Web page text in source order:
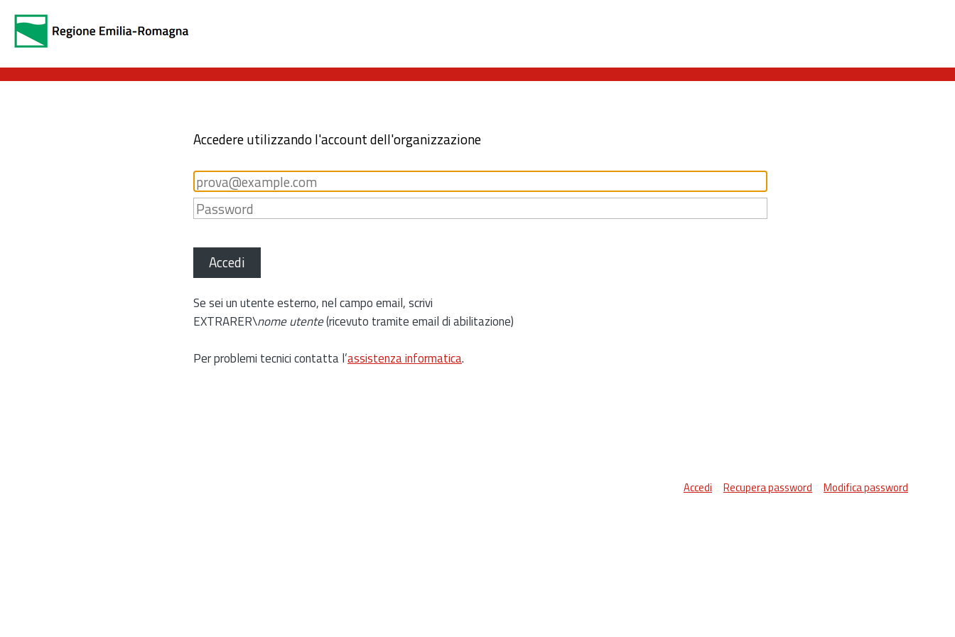
Accedere utilizzando l'account dell'organizzazione
Accedi
Se sei un utente esterno, nel campo email, scrivi
EXTRARER\nome utente(ricevuto tramite email di abilitazione)
Per problemi tecnici contatta l’assistenza informatica.
Accedi Recupera password Modifica password